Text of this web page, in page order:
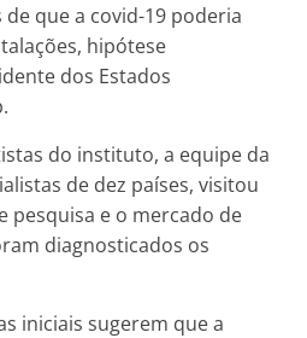
de que a covid-19 poderia
hipótese
dos Estados
do instituto, a equipe da
de dez países, visitou
pesquisa e o mercado de
diagnosticados os
iniciais sugerem que a